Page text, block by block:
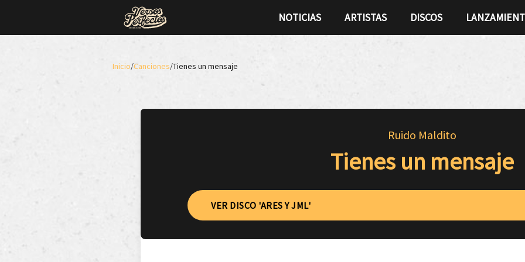
NOTICIAS ARTISTAS DISCOS
Inicio/Canciones/Tienes un mensaje
Ruido Maldito
Tienes un mensaje
VER DISCO 'ARES Y JML'